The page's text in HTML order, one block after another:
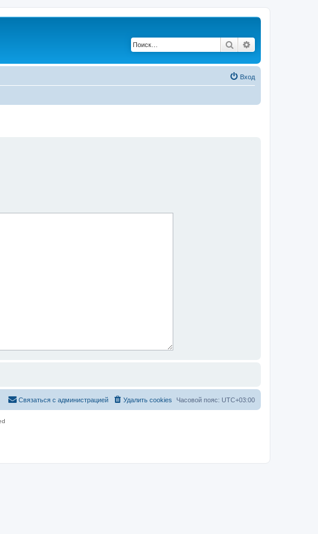
Поиск
Вход
Часовой пояс: UTC+03:00
Удалить cookies
Связаться с администрацией